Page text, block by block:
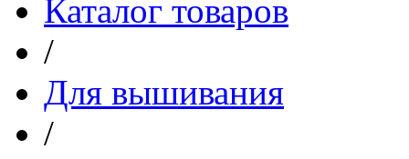
Каталог товаров
/
Для вышивания
/